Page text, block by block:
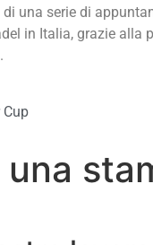
di una serie di
in Italia, grazie alla
una